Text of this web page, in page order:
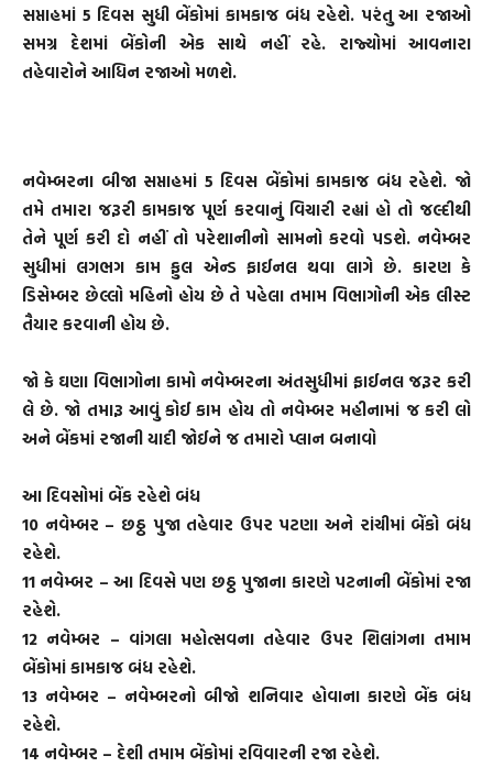
સપ્તાહમાં 5 દિવસ સુધી બેંકોમાં કામકાજ બંધ રહેશે. પરંતુ આ રજાઓ
સમગ્ર દેશમાં બેંકોની એક સાથે નહીં રહે. રાજ્યોમાં આવનારા
તહેવારોને આધિન રજાઓ મળશે.
નવેમ્બરના બીજા સપ્તાહમાં 5 દિવસ બેંકોમાં કામકાજ બંધ રહેશે. જો
તમે તમારા જરૂરી કામકાજ પૂર્ણ કરવાનું વિચારી રહ્યાં હો તો જલ્દીથી
તેને પૂર્ણ કરી દો નહીં તો પરેશાનીનો સામનો કરવો પડશે. નવેમ્બર
સુધીમાં લગભગ કામ ફુલ એન્ડ ફાઈનલ થવા લાગે છે. કારણ કે
ડિસેમ્બર છેલ્લો મહિનો હોય છે તે પહેલા તમામ વિભાગોની એક લીસ્ટ
તૈયાર કરવાની હોય છે.
જો કે ઘણા વિભાગોના કામો નવેમ્બરના અંતસુધીમાં ફાઈનલ જરૂર કરી
લે છે. જો તમારૂ આવું કોઈ કામ હોય તો નવેમ્બર મહીનામાં જ કરી લો
અને બેંકમાં રજાની યાદી જોઈને જ તમારો પ્લાન બનાવો
આ દિવસોમાં બેંક રહેશે બંધ
10 નવેમ્બર – છઠ્ઠ પુજા તહેવાર ઉપર પટણા અને રાંચીમાં બેંકો બંધ
રહેશે.
11 નવેમ્બર – આ દિવસે પણ છઠ્ઠ પુજાના કારણે પટનાની બેંકોમાં રજા
રહેશે.
12 નવેમ્બર – વાંગલા મહોત્સવના તહેવાર ઉપર શિલાંગના તમામ
બેંકોમાં કામકાજ બંધ રહેશે.
13 નવેમ્બર – નવેમ્બરનો બીજો શનિવાર હોવાના કારણે બેંક બંધ
રહેશે.
14 નવેમ્બર – દેશી તમામ બેંકોમાં રવિવારની રજા રહેશે.